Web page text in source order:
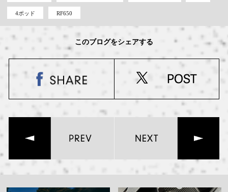
4ポッド RF650
このブログをシェアする